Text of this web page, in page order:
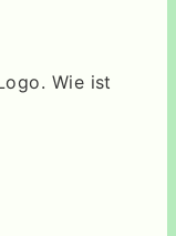
Wie ist